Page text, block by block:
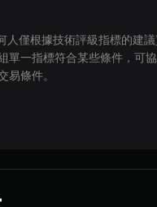
人僅根據技術評級指標的建
單一指標符合某些條件，可
易條件。